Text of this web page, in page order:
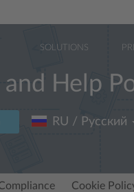
SOLUTIONS
Help
RU / Русский
Cookie